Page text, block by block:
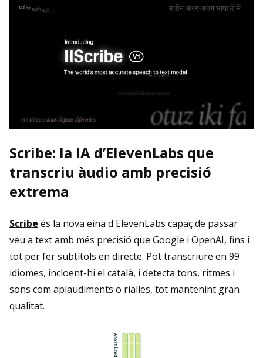
Scribe: la IA d’ElevenLabs que
transcriu àudio amb precisió
extrema
Scribe és la nova eina d'ElevenLabs capaç de passar
veu a text amb més precisió que Google i OpenAI, fins i
tot per fer subtítols en directe. Pot transcriure en 99
idiomes, incloent-hi el català, i detecta tons, ritmes i
sons com aplaudiments o rialles, tot mantenint gran
qualitat.